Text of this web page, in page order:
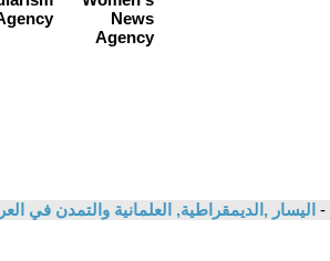
- اليسار ,الديمقراطية, العلمانية والتمدن في